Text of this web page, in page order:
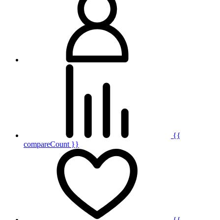
{{
compareCount }}